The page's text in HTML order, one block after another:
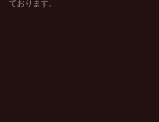
ております。